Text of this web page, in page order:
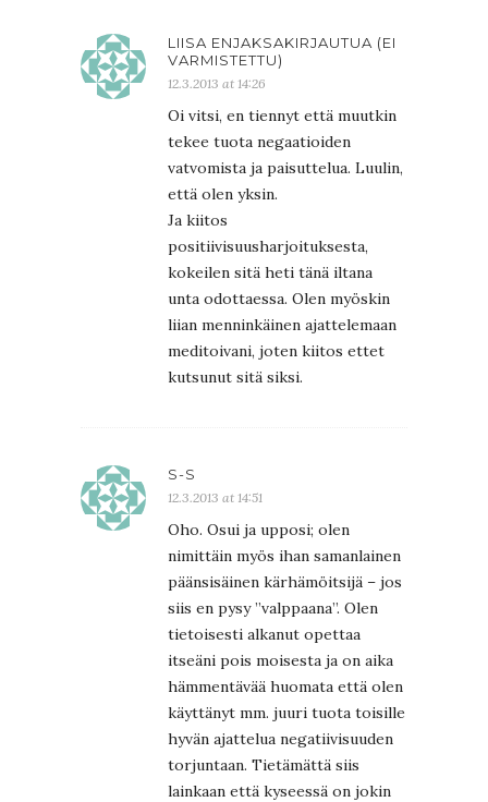
LIISA ENJAKSAKIRJAUTUA (EI
VARMISTETTU)
12.3.2013 at 14:26
Oi vitsi, en tiennyt että muutkin
tekee tuota negaatioiden
vatvomista ja paisuttelua. Luulin,
että olen yksin.
Ja kiitos
positiivisuusharjoituksesta,
kokeilen sitä heti tänä iltana
unta odottaessa. Olen myöskin
liian menninkäinen ajattelemaan
meditoivani, joten kiitos ettet
kutsunut sitä siksi.
S-S
12.3.2013 at 14:51
Oho. Osui ja upposi; olen
nimittäin myös ihan samanlainen
päänsisäinen kärhämöitsijä – jos
siis en pysy ”valppaana”. Olen
tietoisesti alkanut opettaa
itseäni pois moisesta ja on aika
hämmentävää huomata että olen
käyttänyt mm. juuri tuota toisille
hyvän ajattelua negatiivisuuden
torjuntaan. Tietämättä siis
lainkaan että kyseessä on jokin